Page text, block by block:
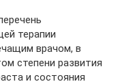
терапии
врачом, в
степени развития
и состояния